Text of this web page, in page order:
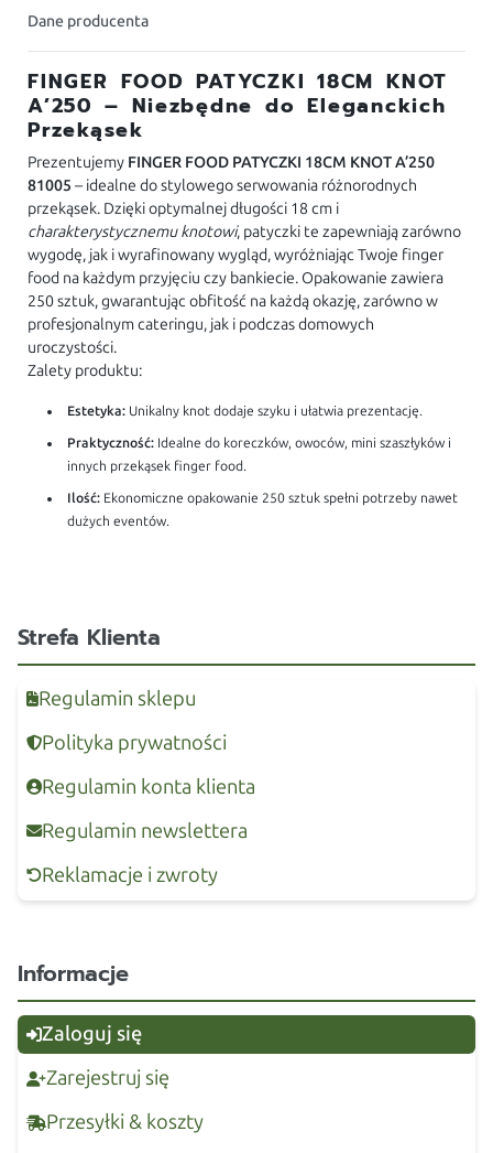
Dane producenta
FINGER FOOD PATYCZKI 18CM KNOT
A’250 – Niezbędne do Eleganckich
Przekąsek
Prezentujemy FINGER FOOD PATYCZKI 18CM KNOT A’250
81005 – idealne do stylowego serwowania różnorodnych
przekąsek. Dzięki optymalnej długości 18 cm i
charakterystycznemu knotowi, patyczki te zapewniają zarówno
wygodę, jak i wyrafinowany wygląd, wyróżniając Twoje finger
food na każdym przyjęciu czy bankiecie. Opakowanie zawiera
250 sztuk, gwarantując obfitość na każdą okazję, zarówno w
profesjonalnym cateringu, jak i podczas domowych
uroczystości.
Zalety produktu:
Estetyka: Unikalny knot dodaje szyku i ułatwia prezentację.
Praktyczność: Idealne do koreczków, owoców, mini szaszłyków i
innych przekąsek finger food.
Ilość: Ekonomiczne opakowanie 250 sztuk spełni potrzeby nawet
dużych eventów.
Strefa Klienta
Regulamin sklepu
Polityka prywatności
Regulamin konta klienta
Regulamin newslettera
Reklamacje i zwroty
Informacje
Zaloguj się
Zarejestruj się
Przesyłki & koszty